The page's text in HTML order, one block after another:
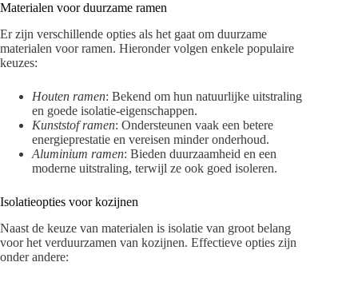
Materialen voor duurzame ramen
Er zijn verschillende opties als het gaat om duurzame
materialen voor ramen. Hieronder volgen enkele populaire
keuzes:
Houten ramen: Bekend om hun natuurlijke uitstraling
en goede isolatie-eigenschappen.
Kunststof ramen: Ondersteunen vaak een betere
energieprestatie en vereisen minder onderhoud.
Aluminium ramen: Bieden duurzaamheid en een
moderne uitstraling, terwijl ze ook goed isoleren.
Isolatieopties voor kozijnen
Naast de keuze van materialen is isolatie van groot belang
voor het verduurzamen van kozijnen. Effectieve opties zijn
onder andere: